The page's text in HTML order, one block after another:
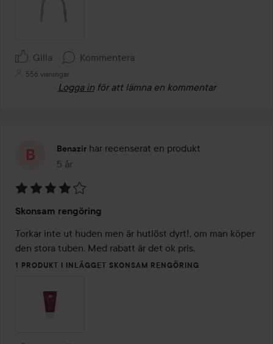
Gilla Kommentera
556 visningar
Logga in för att lämna en kommentar
Benazir har recenserat en produkt
5 år
Inlägget skapades 5 år
4
av
5
Skonsam rengöring
Torkar inte ut huden men är hutlöst dyrt!, om man köper
den stora tuben. Med rabatt är det ok pris.
1 PRODUKT I INLÄGGET SKONSAM RENGÖRING